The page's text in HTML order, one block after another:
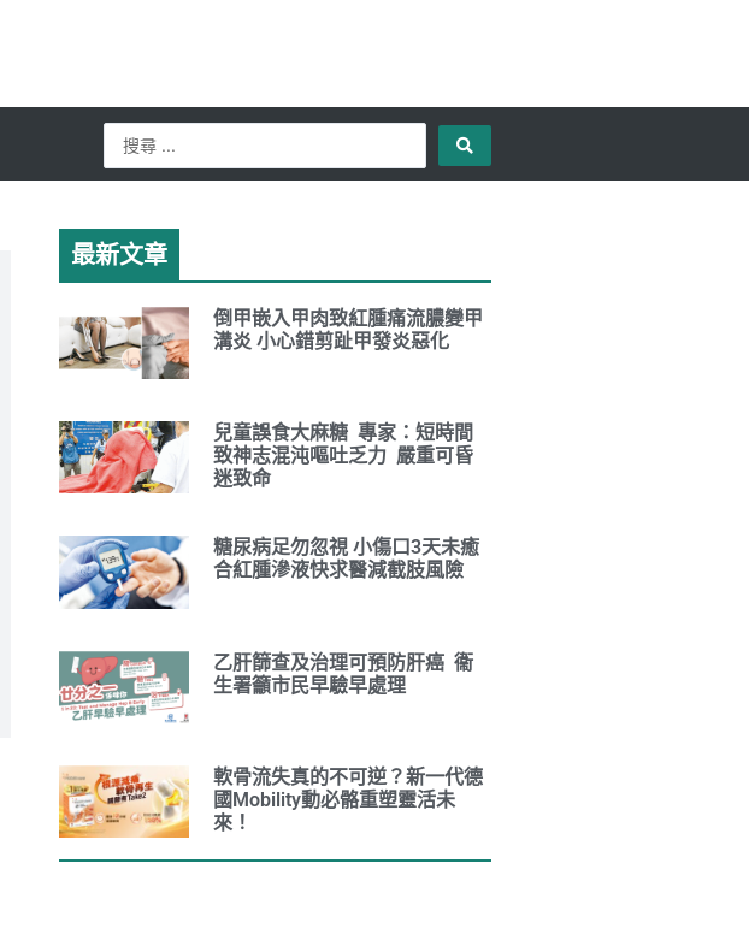
Search
...
最新文章
倒甲嵌入甲肉致紅腫痛流膿變甲
溝炎 小心錯剪趾甲發炎惡化
兒童誤食大麻糖 專家：短時間
致神志混沌嘔吐乏力 嚴重可昏
迷致命
糖尿病足勿忽視 小傷口3天未癒
合紅腫滲液快求醫減截肢風險
乙肝篩查及治理可預防肝癌 衞
生署籲市民早驗早處理
軟骨流失真的不可逆？新一代德
國Mobility動必骼重塑靈活未
來！